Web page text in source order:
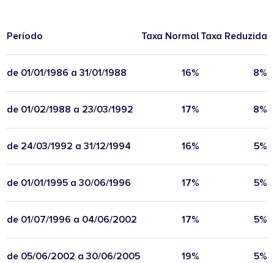
Período Taxa NormalTaxa Reduzida
de 01/01/1986 a 31/01/1988 16% 8%
de 01/02/1988 a 23/03/1992 17% 8%
de 24/03/1992 a 31/12/1994 16% 5%
de 01/01/1995 a 30/06/1996 17% 5%
de 01/07/1996 a 04/06/2002 17% 5%
de 05/06/2002 a 30/06/2005 19% 5%